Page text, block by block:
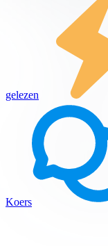
gelezen
Koers